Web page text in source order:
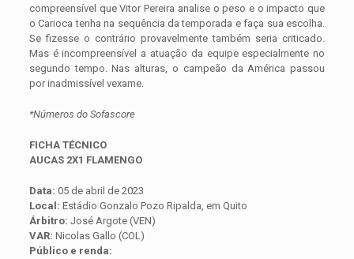
compreensível que Vitor Pereira analise o peso e o impacto que
o Carioca tenha na sequência da temporada e faça sua escolha.
Se fizesse o contrário provavelmente também seria criticado.
Mas é incompreensível a atuação da equipe especialmente no
segundo tempo. Nas alturas, o campeão da América passou
por inadmissível vexame.
*Números do Sofascore
FICHA TÉCNICO
AUCAS 2X1 FLAMENGO
Data: 05 de abril de 2023
Local: Estádio Gonzalo Pozo Ripalda, em Quito
Árbitro: José Argote (VEN)
VAR: Nicolas Gallo (COL)
Público e renda: